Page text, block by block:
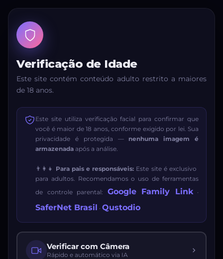
Verificação de Idade
Este site contém conteúdo adulto restrito a maiores
de 18 anos.
Este site utiliza verificação facial para confirmar que
você é maior de 18 anos, conforme exigido por lei. Sua
privacidade é protegida — nenhuma imagem é
armazenada após a análise.
👨‍👩‍👧 Para pais e responsáveis: Este site é exclusivo
para adultos. Recomendamos o uso de ferramentas
de controle parental: Google Family Link·
SaferNet Brasil · Qustodio
Verificar com Câmera
Rápido e automático via IA